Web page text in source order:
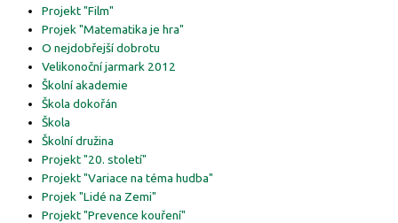
Projekt "Film"
Projek "Matematika je hra"
O nejdobřejší dobrotu
Velikonoční jarmark 2012
Školní akademie
Škola dokořán
Škola
Školní družina
Projekt "20. století"
Projekt "Variace na téma hudba"
Projek "Lidé na Zemi"
Projekt "Prevence kouření"